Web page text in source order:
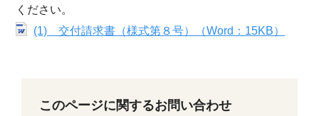
ください。
(1) 交付請求書（様式第８号）（Word：15KB）
このページに関するお問い合わせ